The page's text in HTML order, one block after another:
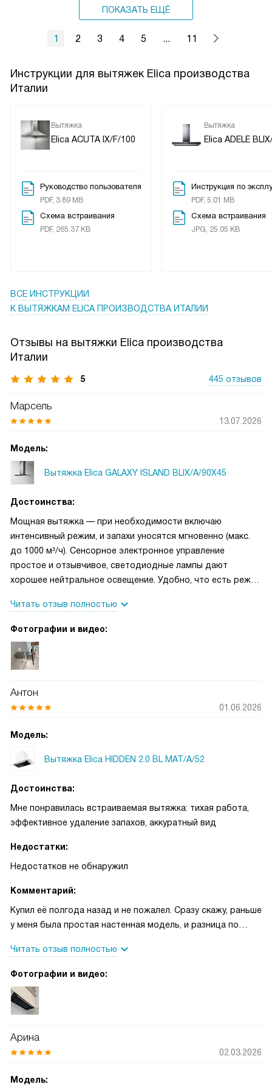
ПОКАЗАТЬ ЕЩЁ
1 2 3 4 5 ... 11
Инструкции для вытяжек Elica производства
Италии
Вытяжка
Elica ACUTA IX/F/100
Руководство пользователя
PDF, 3.89 MB
Схема встраивания
PDF, 265.37 KB
Вытяжка
Elica ADELE
Инструкция по
PDF, 5.01 MB
Схема встраивания
JPG, 25.05 KB
ВСЕ ИНСТРУКЦИИ
К ВЫТЯЖКАМ ELICA ПРОИЗВОДСТВА ИТАЛИИ
Отзывы на вытяжки Elica производства
Италии
5 445 отзывов
Марсель
13.07.2026
Модель:
Вытяжка Elica GALAXY ISLAND BLIX/A/90X45
Достоинства:
Мощная вытяжка — при необходимости включаю
интенсивный режим, и запахи уносятся мгновенно (макс.
до 1000 м³/ч). Сенсорное электронное управление
простое и отзывчивое, светодиодные лампы дают
хорошее нейтральное освещение. Удобно, что есть режим
подсказывает, когда чистить фильтр. Металлический
жироуловитель мою в посудомойке.
Читать отзыв полностью
Фотографии и видео:
Антон
01.06.2026
Модель:
Вытяжка Elica HIDDEN 2.0 BL MAT/A/52
Достоинства:
Мне понравилась встраиваемая вытяжка: тихая работа,
эффективное удаление запахов, аккуратный вид
Недостатки:
Недостатков не обнаружил
Комментарий:
Купил её полгода назад и не пожалел. Сразу скажу, раньше
у меня была простая настенная модель, и разница по
Первую неделю готовил рыбу и боялся, что запах
задержится, но всё ушло быстро и без следа. На
душно, а мне приятно слышать такие слова! Управление
простое, ничего сложного разбираться не пришлось.
промываю под струёй воды, всё быстро становится
чистым. Особенно ценю тихую работу: теперь можно
готовки, и это не мешает общению. Встроенный дизайн
Читать отзыв полностью
Фотографии и видео:
Арина
02.03.2026
Модель: